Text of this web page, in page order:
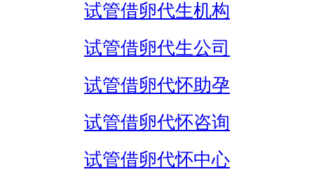
试管借卵代生机构
试管借卵代生公司
试管借卵代怀助孕
试管借卵代怀咨询
试管借卵代怀中心